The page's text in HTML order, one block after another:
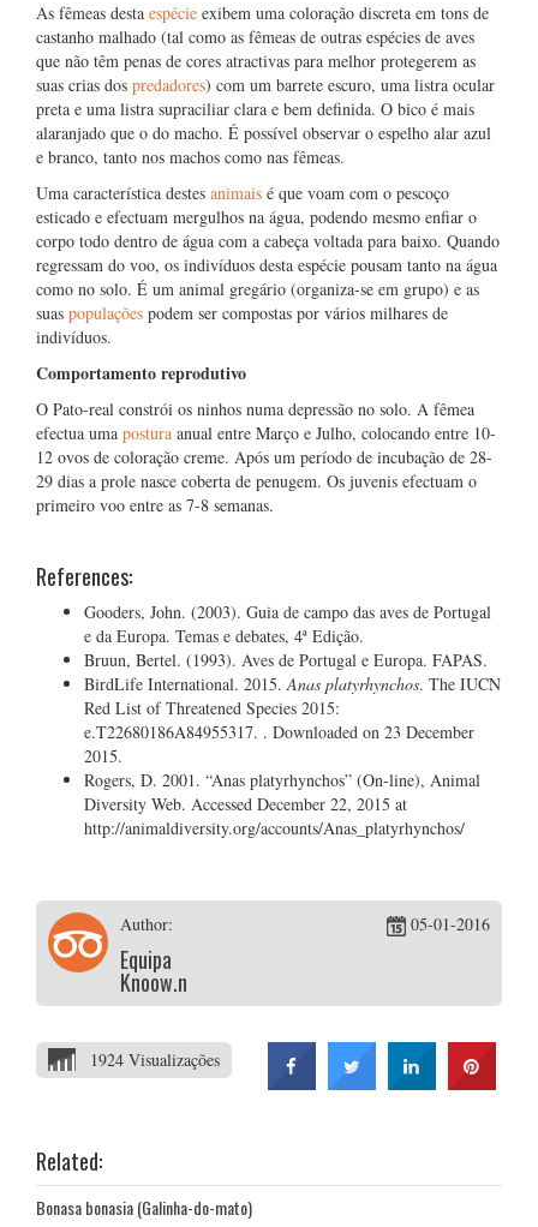
As fêmeas desta espécie exibem uma coloração discreta em tons de
castanho malhado (tal como as fêmeas de outras espécies de aves
que não têm penas de cores atractivas para melhor protegerem as
suas crias dos predadores) com um barrete escuro, uma listra ocular
preta e uma listra supraciliar clara e bem definida. O bico é mais
alaranjado que o do macho. É possível observar o espelho alar azul
e branco, tanto nos machos como nas fêmeas.
Uma característica destes animais é que voam com o pescoço
esticado e efectuam mergulhos na água, podendo mesmo enfiar o
corpo todo dentro de água com a cabeça voltada para baixo. Quando
regressam do voo, os indivíduos desta espécie pousam tanto na água
como no solo. É um animal gregário (organiza-se em grupo) e as
suas populações podem ser compostas por vários milhares de
indivíduos.
Comportamento reprodutivo
O Pato-real constrói os ninhos numa depressão no solo. A fêmea
efectua uma postura anual entre Março e Julho, colocando entre 10-
12 ovos de coloração creme. Após um período de incubação de 28-
29 dias a prole nasce coberta de penugem. Os juvenis efectuam o
primeiro voo entre as 7-8 semanas.
References:
Gooders, John. (2003). Guia de campo das aves de Portugal
e da Europa. Temas e debates, 4ª Edição.
Bruun, Bertel. (1993). Aves de Portugal e Europa. FAPAS.
BirdLife International. 2015.Anas platyrhynchos. The IUCN
Red List of Threatened Species 2015:
e.T22680186A84955317. . Downloaded on 23 December
2015.
Rogers, D. 2001. “Anas platyrhynchos” (On-line), Animal
Diversity Web. Accessed December 22, 2015 at
http://animaldiversity.org/accounts/Anas_platyrhynchos/
Author:
Equipa
Knoow.net
05-01-2016
1924 Visualizações
Related:
Bonasa bonasia (Galinha-do-mato)